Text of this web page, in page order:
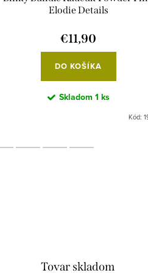
Elodie Details
€11,90
DO KOŠÍKA
Skladom 1 ks
Kód:
Tovar skladom